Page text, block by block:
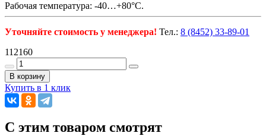
Рабочая температура: -40…+80°С.
Уточняйте стоимость у менеджера! Тел.: 8 (8452) 33-89-01
112160
В корзину
Купить в 1 клик
C этим товаром смотрят